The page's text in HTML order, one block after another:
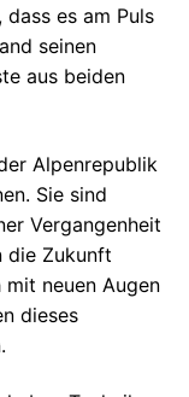
es am Puls
seinen
aus beiden
Alpenrepublik
Sie sind
Vergangenheit
die Zukunft
neuen Augen
dieses